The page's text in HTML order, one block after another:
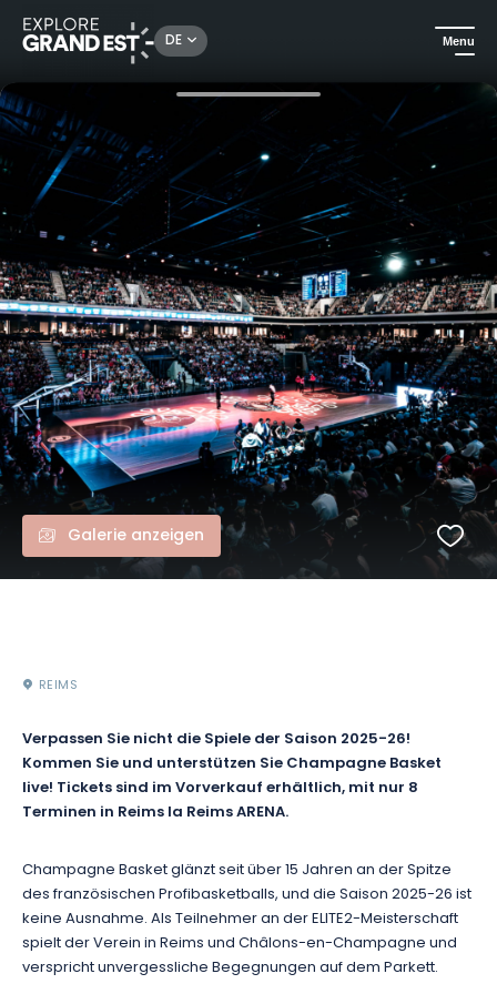
DE Menu
Sehenswertes in der Region Grand Est Champagne Basket - Reims Tickets
Galerie anzeigen
REIMS
Verpassen Sie nicht die Spiele der Saison 2025-26!
Kommen Sie und unterstützen Sie Champagne Basket
live! Tickets sind im Vorverkauf erhältlich, mit nur 8
Terminen in Reims la Reims ARENA.
Champagne Basket glänzt seit über 15 Jahren an der Spitze
des französischen Profibasketballs, und die Saison 2025-26 ist
keine Ausnahme. Als Teilnehmer an der ELITE2-Meisterschaft
spielt der Verein in Reims und Châlons-en-Champagne und
verspricht unvergessliche Begegnungen auf dem Parkett.